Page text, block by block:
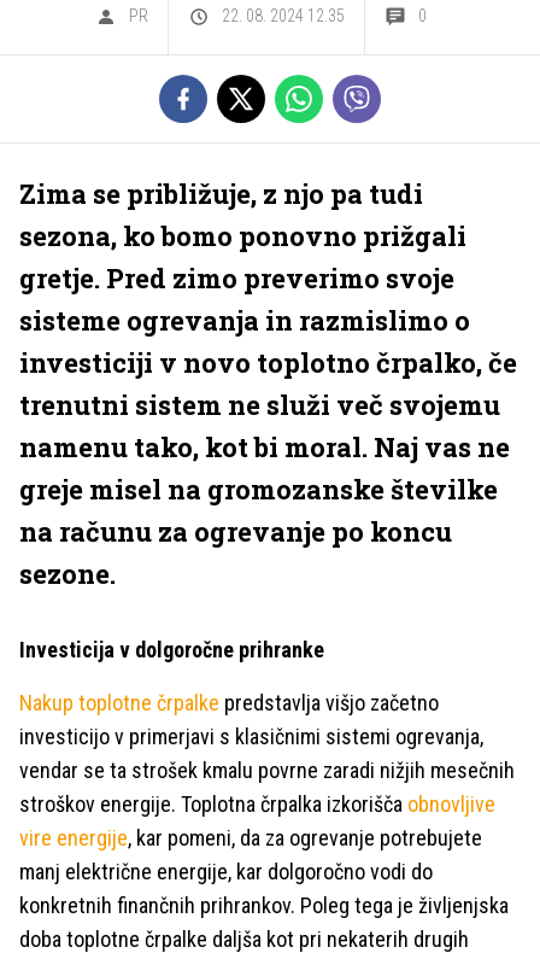
PR 22. 08. 2024 12.35 0
Zima se približuje, z njo pa tudi
sezona, ko bomo ponovno prižgali
gretje. Pred zimo preverimo svoje
sisteme ogrevanja in razmislimo o
investiciji v novo toplotno črpalko, če
trenutni sistem ne služi več svojemu
namenu tako, kot bi moral. Naj vas ne
greje misel na gromozanske številke
na računu za ogrevanje po koncu
sezone.
Investicija v dolgoročne prihranke
Nakup toplotne črpalke predstavlja višjo začetno
investicijo v primerjavi s klasičnimi sistemi ogrevanja,
vendar se ta strošek kmalu povrne zaradi nižjih mesečnih
stroškov energije. Toplotna črpalka izkorišča obnovljive
vire energije, kar pomeni, da za ogrevanje potrebujete
manj električne energije, kar dolgoročno vodi do
konkretnih finančnih prihrankov. Poleg tega je življenjska
doba toplotne črpalke daljša kot pri nekaterih drugih